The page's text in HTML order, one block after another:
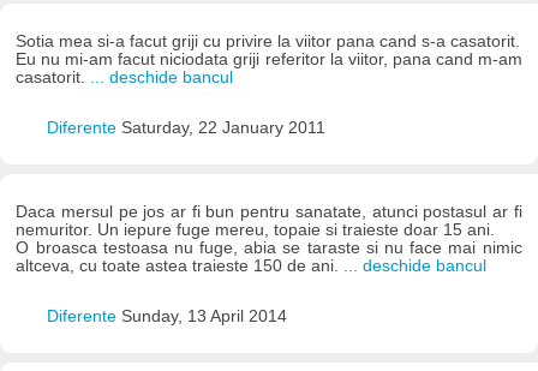
Sotia mea si-a facut griji cu privire la viitor pana cand s-a casatorit.
Eu nu mi-am facut niciodata griji referitor la viitor, pana cand m-am
casatorit. ... deschide bancul
Diferente Saturday, 22 January 2011
Daca mersul pe jos ar fi bun pentru sanatate, atunci postasul ar fi
nemuritor. Un iepure fuge mereu, topaie si traieste doar 15 ani.
O broasca testoasa nu fuge, abia se taraste si nu face mai nimic
altceva, cu toate astea traieste 150 de ani.
... deschide bancul
Diferente Sunday, 13 April 2014